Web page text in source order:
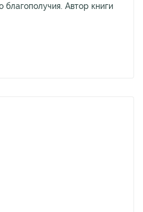
благополучия. Автор книги